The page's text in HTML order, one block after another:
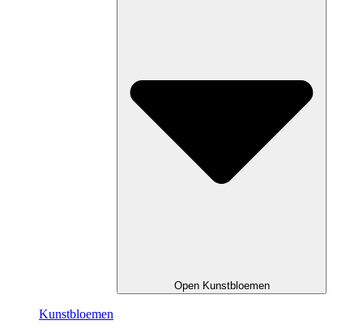
Open Kunstbloemen
Kunstbloemen